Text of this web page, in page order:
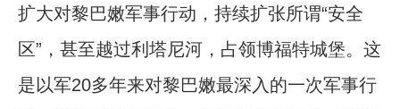
扩大对黎巴嫩军事行动，持续扩张所谓“安全
区”，甚至越过利塔尼河，占领博福特城堡。这
是以军20多年来对黎巴嫩最深入的一次军事行